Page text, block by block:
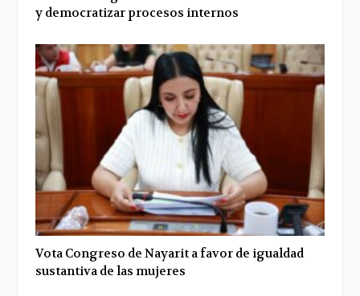
y democratizar procesos internos
Vota Congreso de Nayarit a favor de igualdad
sustantiva de las mujeres